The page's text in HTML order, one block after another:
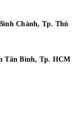
Chánh, Tp. Thủ
Tân Bình, Tp. HCM